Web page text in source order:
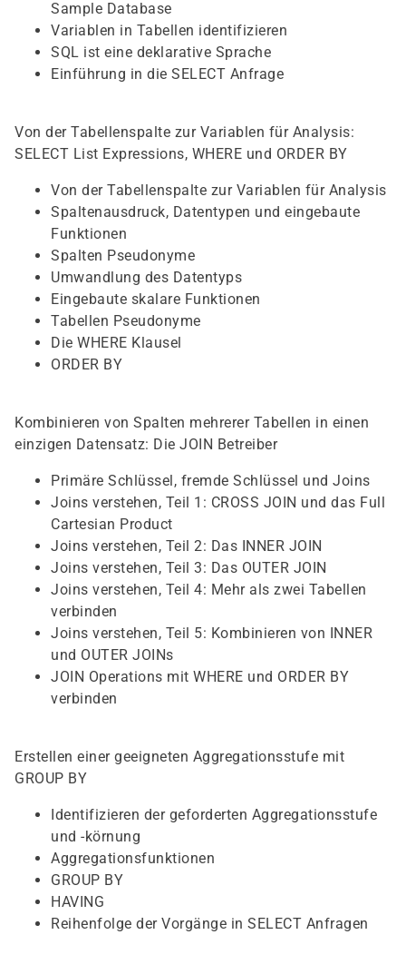
Sample Database
Variablen in Tabellen identifizieren
SQL ist eine deklarative Sprache
Einführung in die SELECT Anfrage
Von der Tabellenspalte zur Variablen für Analysis:
SELECT List Expressions, WHERE und ORDER BY
Von der Tabellenspalte zur Variablen für Analysis
Spaltenausdruck, Datentypen und eingebaute
Funktionen
Spalten Pseudonyme
Umwandlung des Datentyps
Eingebaute skalare Funktionen
Tabellen Pseudonyme
Die WHERE Klausel
ORDER BY
Kombinieren von Spalten mehrerer Tabellen in einen
einzigen Datensatz: Die JOIN Betreiber
Primäre Schlüssel, fremde Schlüssel und Joins
Joins verstehen, Teil 1: CROSS JOIN und das Full
Cartesian Product
Joins verstehen, Teil 2: Das INNER JOIN
Joins verstehen, Teil 3: Das OUTER JOIN
Joins verstehen, Teil 4: Mehr als zwei Tabellen
verbinden
Joins verstehen, Teil 5: Kombinieren von INNER
und OUTER JOINs
JOIN Operations mit WHERE und ORDER BY
verbinden
Erstellen einer geeigneten Aggregationsstufe mit
GROUP BY
Identifizieren der geforderten Aggregationsstufe
und -körnung
Aggregationsfunktionen
GROUP BY
HAVING
Reihenfolge der Vorgänge in SELECT Anfragen